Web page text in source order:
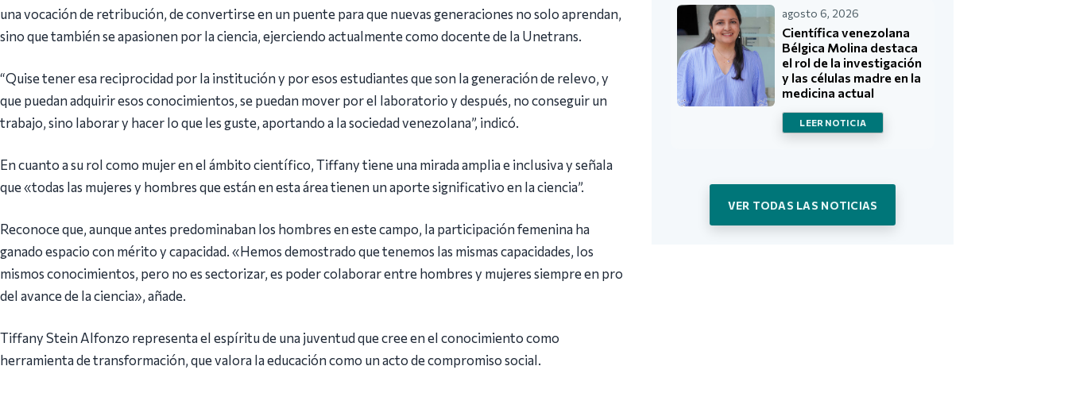
una vocación de retribución, de convertirse en un puente para que nuevas generaciones no solo aprendan,
sino que también se apasionen por la ciencia, ejerciendo actualmente como docente de la Unetrans.
“Quise tener esa reciprocidad por la institución y por esos estudiantes que son la generación de relevo, y
que puedan adquirir esos conocimientos, se puedan mover por el laboratorio y después, no conseguir un
trabajo, sino laborar y hacer lo que les guste, aportando a la sociedad venezolana”, indicó.
En cuanto a su rol como mujer en el ámbito científico, Tiffany tiene una mirada amplia e inclusiva y señala
que «todas las mujeres y hombres que están en esta área tienen un aporte significativo en la ciencia”.
Reconoce que, aunque antes predominaban los hombres en este campo, la participación femenina ha
ganado espacio con mérito y capacidad. «Hemos demostrado que tenemos las mismas capacidades, los
mismos conocimientos, pero no es sectorizar, es poder colaborar entre hombres y mujeres siempre en pro
del avance de la ciencia», añade.
Tiffany Stein Alfonzo representa el espíritu de una juventud que cree en el conocimiento como
herramienta de transformación, que valora la educación como un acto de compromiso social.
agosto 6, 2026
Científica venezolana
Bélgica Molina destaca
el rol de la investigación
y las células madre en la
medicina actual
LEER NOTICIA
VER TODAS LAS NOTICIAS